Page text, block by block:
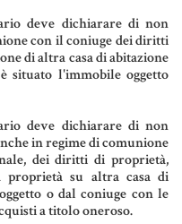
deve dichiarare di non
con il coniuge dei diritti
di altra casa di abitazione
l'immobile oggetto
deve dichiarare di non
in regime di comunione
dei diritti di proprietà,
proprietà su altra casa di
o dal coniuge con le
a titolo oneroso.